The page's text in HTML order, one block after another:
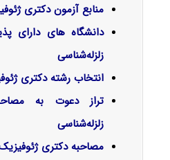
منابع آزمون دکتری
دانشگاه های دارای
زلزله‌شناسی
انتخاب رشته دکتری
تراز دعوت به
زلزله‌شناسی
مصاحبه دکتری